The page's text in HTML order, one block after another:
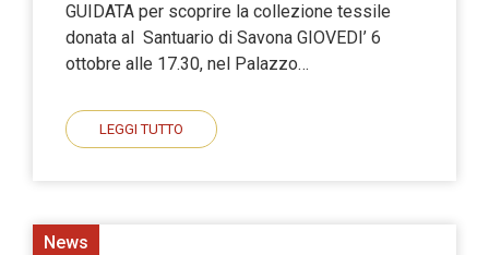
GUIDATA per scoprire la collezione tessile
donata al Santuario di Savona GIOVEDI’ 6
ottobre alle 17.30, nel Palazzo…
LEGGI TUTTO
News